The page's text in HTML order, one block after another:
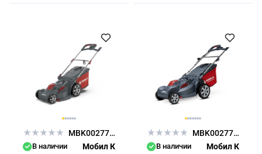
MBK0027790
В наличии Мобил К
MBK0027782
В наличии Мобил К